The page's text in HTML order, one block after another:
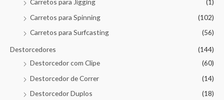
Carretos para Jigging
(1)
Carretos para Spinning
(102)
Carretos para Surfcasting
(56)
Destorcedores
(144)
Destorcedor com Clipe
(60)
Destorcedor de Correr
(14)
Destorcedor Duplos
(18)